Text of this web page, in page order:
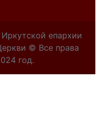
епархии
© Все права
год.